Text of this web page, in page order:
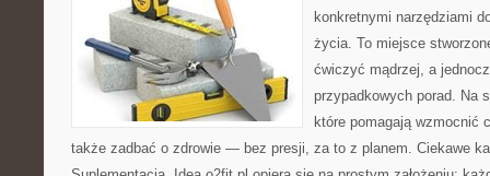
konkretnymi narzędziami
życia. To miejsce
ćwiczyć mądrzej, a
przypadkowych porad. Na
które pomagają wzmocnić
także zadbać o zdrowie — bez presji, za to z planem. Ciekawe